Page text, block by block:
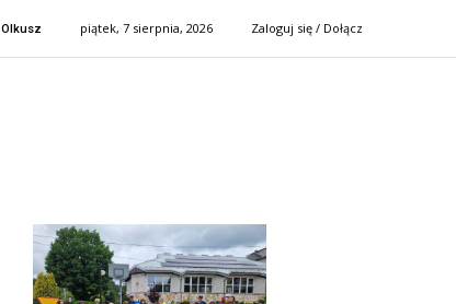
Olkusz piątek, 7 sierpnia, 2026 Zaloguj się / Dołącz